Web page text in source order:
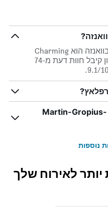
אחד המלונות הפופולריים ביותר בוואנזה הוא Charming
apartment with barbecue, המלון קיבל חוות דעת מ-74
המלצה למלון טוב בוואנזה ליד Martin-Gropius-
נוספות
יותר לאירוח שלך